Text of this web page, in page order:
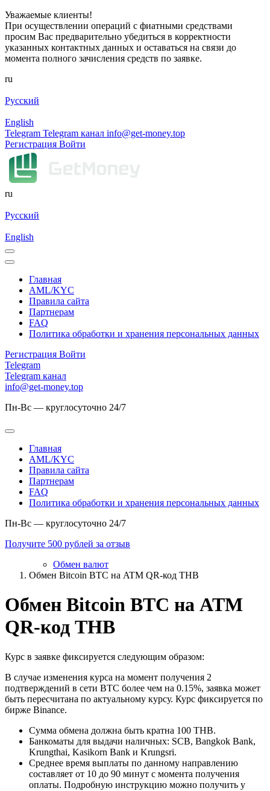
Уважаемые клиенты!
При осуществлении операций с фиатными средствами
просим Вас предварительно убедиться в корректности
указанных контактных данных и оставаться на связи до
момента полного зачисления средств по заявке.
ru
Русский
English
Telegram Telegram канал info@get-money.top
Регистрация Войти
ru
Русский
English
Главная
AML/KYC
Правила сайта
Партнерам
FAQ
Политика обработки и хранения персональных данных
Регистрация Войти
Telegram
Telegram канал
info@get-money.top
Пн-Вс — круглосуточно 24/7
Главная
AML/KYC
Правила сайта
Партнерам
FAQ
Политика обработки и хранения персональных данных
Пн-Вс — круглосуточно 24/7
Получите 500 рублей за отзыв
Обмен валют
Обмен Bitcoin BTC на ATM QR-код THB
Обмен Bitcoin BTC на ATM
QR-код THB
Курс в заявке фиксируется следующим образом:
В случае изменения курса на момент получения 2
подтверждений в сети BTC более чем на 0.15%, заявка может
быть пересчитана по актуальному курсу. Курс фиксируется по
бирже Binance.
Сумма обмена должна быть кратна 100 THB.
Банкоматы для выдачи наличных: SCB, Bangkok Bank,
Krungthai, Kasikorn Bank и Krungsri.
Среднее время выплаты по данному направлению
составляет от 10 до 90 минут с момента получения
оплаты. Подробную инструкцию можно получить у